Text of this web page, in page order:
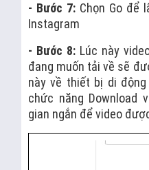
- Bước 7: Chọn Go để
Instagram
- Bước 8: Lúc này
đang muốn tải về sẽ
này về thiết bị di
chức năng Download
gian ngắn để video